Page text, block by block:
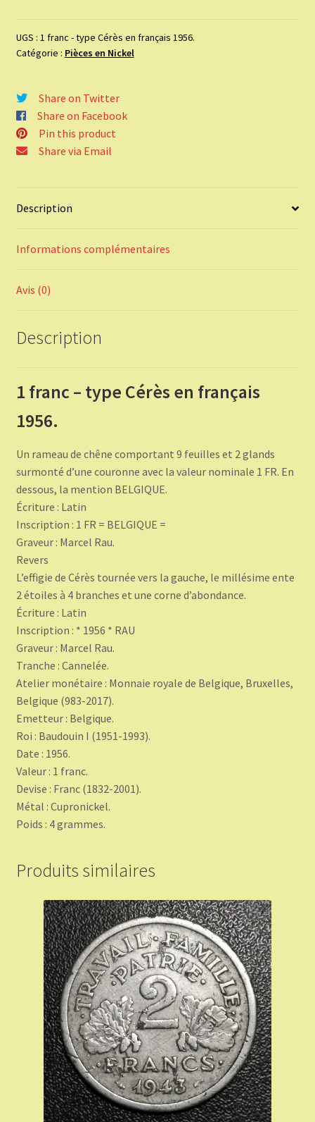
-
type
français
1956.
UGS : 1 franc - type Cérès en français 1956.
Catégorie : Pièces en Nickel
Share on Twitter
Share on Facebook
Pin this product
Share via Email
Description
Informations complémentaires
Avis (0)
Description
1 franc – type Cérès en français
1956.
Un rameau de chêne comportant 9 feuilles et 2 glands
surmonté d’une couronne avec la valeur nominale 1 FR. En
dessous, la mention BELGIQUE.
Écriture : Latin
Inscription : 1 FR = BELGIQUE =
Graveur : Marcel Rau.
Revers
L’effigie de Cérès tournée vers la gauche, le millésime ente
2 étoiles à 4 branches et une corne d’abondance.
Écriture : Latin
Inscription : * 1956 * RAU
Graveur : Marcel Rau.
Tranche : Cannelée.
Atelier monétaire : Monnaie royale de Belgique, Bruxelles,
Belgique (983-2017).
Emetteur : Belgique.
Roi : Baudouin I (1951-1993).
Date : 1956.
Valeur : 1 franc.
Devise : Franc (1832-2001).
Métal : Cupronickel.
Poids : 4 grammes.
Produits similaires